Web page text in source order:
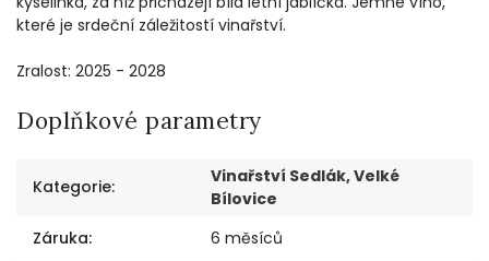
které je srdeční záležitostí vinařství.
Zralost: 2025 - 2028
Doplňkové parametry
Kategorie:
Vinařství Sedlák, Velké
Bílovice
Záruka: 6 měsíců